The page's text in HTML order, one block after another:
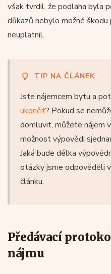
však tvrdil, že podlaha byla
důkazů nebylo možné
neuplatnil.
TIP NA ČLÁNEK
Jste nájemcem bytu a
ukončit? Pokud se
domluvit, můžete nájem
možnost výpovědi
Jaká bude délka
otázky jsme odpověděli
článku.
Předávací
nájmu